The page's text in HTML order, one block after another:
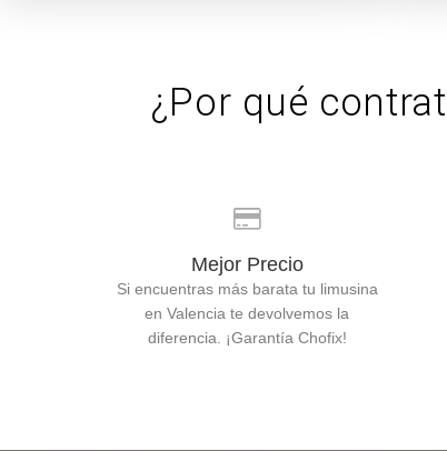
¿Por qué
Mejor Precio
Si encuentras más barata tu limusina
en Valencia te devolvemos la
diferencia. ¡Garantía Chofix!